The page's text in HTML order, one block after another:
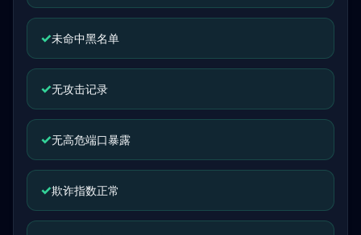
✓未命中黑名单
✓无攻击记录
✓无高危端口暴露
✓欺诈指数正常